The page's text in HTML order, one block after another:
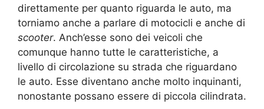
direttamente per quanto riguarda le auto, ma
torniamo anche a parlare di motocicli e anche di
scooter. Anch’esse sono dei veicoli che
comunque hanno tutte le caratteristiche, a
livello di circolazione su strada che riguardano
le auto. Esse diventano anche molto inquinanti,
nonostante possano essere di piccola cilindrata.